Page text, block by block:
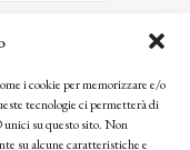
i cookie per memorizzare e/o
tecnologie ci permetterà di
su questo sito. Non
su alcune caratteristiche e
saranno trattate